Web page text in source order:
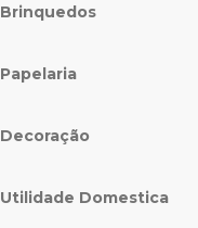
Brinquedos
Papelaria
Decoração
Utilidade Domestica